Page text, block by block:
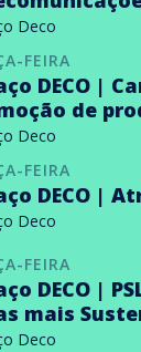
Deco
FEIRA
DECO |
de
Deco
FEIRA
DECO |
Deco
FEIRA
DECO |
mais
Deco